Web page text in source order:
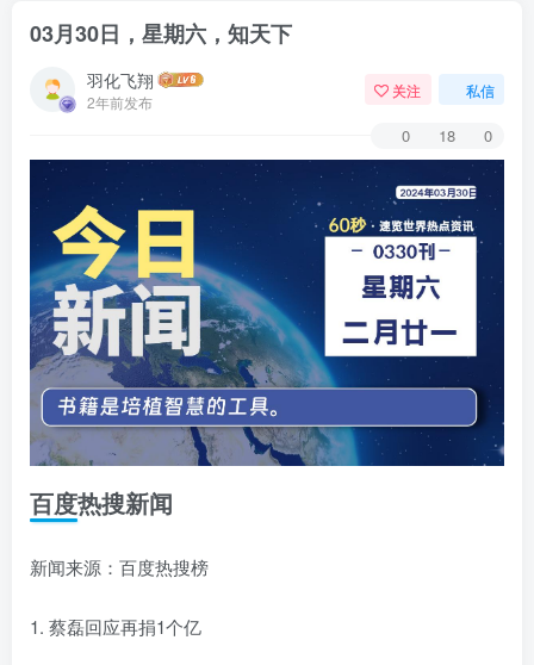
03月30日，星期六，知天下
羽化飞翔
2年前发布
关注 私信
0 18 0
百度热搜新闻
新闻来源：百度热搜榜
1. 蔡磊回应再捐1个亿